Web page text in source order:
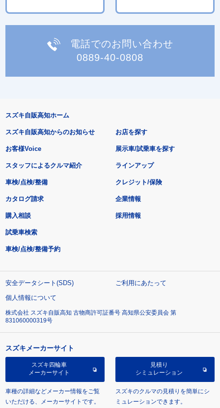
電話でのお問い合わせ
0889-40-0808
スズキ自販高知ホーム
スズキ自販高知からのお知らせ
お客様Voice
スタッフによるクルマ紹介
お店を探す
展示車/試乗車を探す
ラインアップ
車検/点検/整備 クレジット/保険
カタログ請求
購入相談
試乗車検索
車検/点検/整備予約
企業情報
採用情報
安全データシート(SDS)
ご利用にあたって
個人情報について
株式会社 スズキ自販高知 古物商許可証番号 高知県公安委員会 第
831060000319号
スズキメーカーサイト
スズキ四輪車
メーカーサイト
車種の詳細などメーカー情報をご覧
いただける、メーカーサイトです。
見積り
シミュレーション
スズキのクルマの見積りを簡単にシ
ミュレーションできます。